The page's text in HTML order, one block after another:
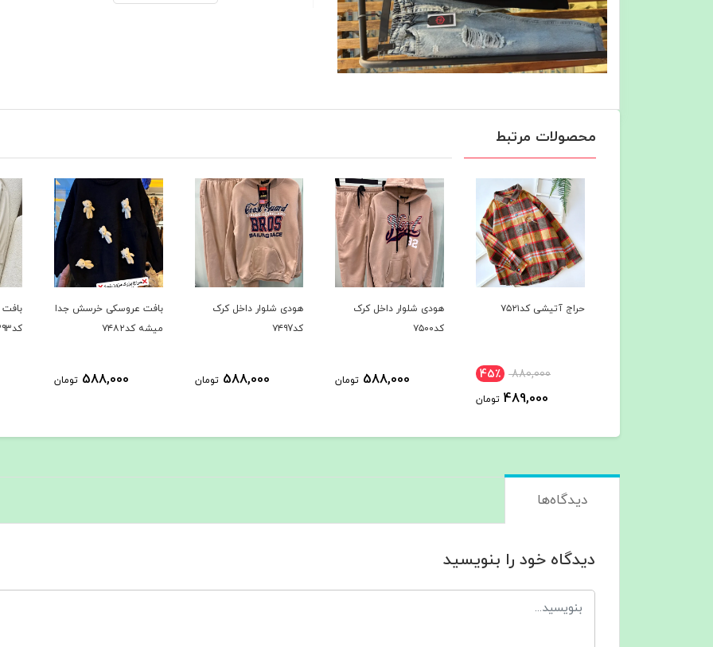
محصولات مرتبط
هودی شلوار داخل کرک
588,000 تومان
هودی شلوار داخل کرک
کد۷۴۹7
588,000 تومان
بافت عروسکی خرسش جدا
میشه کد۷۴۸۲
588,000 تومان
بافت دوتیکه پر فروش
کد۷۳۹۳
1,289,000 تومان
حراجی
دیدگاه‌ها
دیدگاه خود را بنویسید